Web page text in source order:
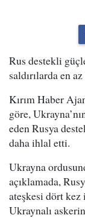
Rus destekli
saldırılarda en
Kırım Haber
göre,
eden Rusya
daha ihlal etti.
Ukrayna
açıklamada,
ateşkesi dört
Ukraynalı